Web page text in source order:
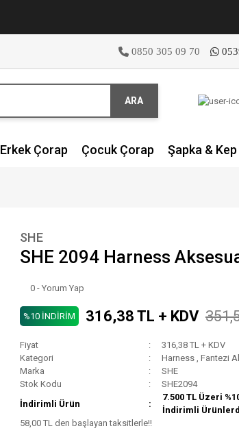
0850 305 09 70
ARA
Erkek Çorap Çocuk Çorap Şapka & Kep
SHE
SHE 2094 Harness
0 - Yorum Yap
%10 İNDİRİM 316,38 TL + KDV
Fiyat
316,38 TL + KDV
Kategori
Harness ,Fantezi
Marka
SHE
Stok Kodu
SHE2094
İndirimli Ürün
7.500 TL Üzeri
İndirimli
58,00 TL den başlayan taksitlerle!!